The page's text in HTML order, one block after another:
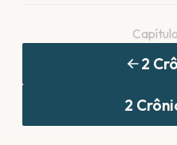
Capítulo
2
2